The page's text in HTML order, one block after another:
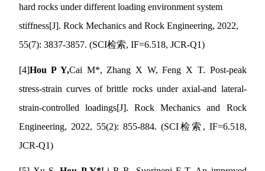
hard rocks under different loading environment system
stiffness[J]. Rock Mechanics and Rock Engineering, 2022,
55(7): 3837-3857. (SCI检索, IF=6.518, JCR-Q1)
[4]Hou P Y,Cai M*, Zhang X W, Feng X T. Post-peak
stress-strain curves of brittle rocks under axial-and lateral-
strain-controlled loadings[J]. Rock Mechanics and Rock
Engineering, 2022, 55(2): 855-884. (SCI检索 , IF=6.518,
JCR-Q1)